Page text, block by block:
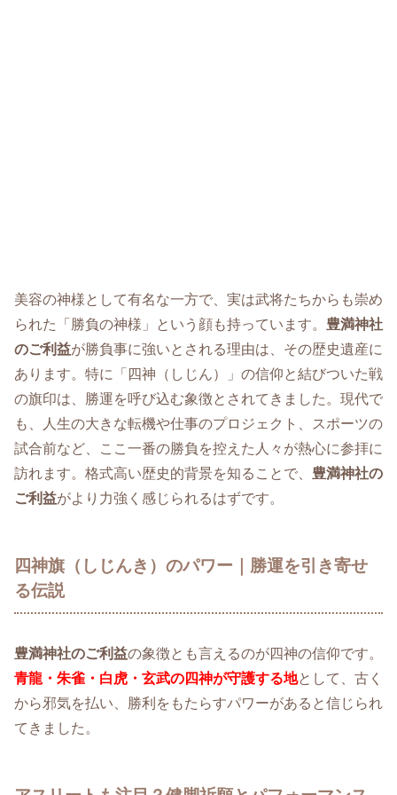
美容の神様として有名な一方で、実は武将たちからも崇め
られた「勝負の神様」という顔も持っています。 豊満神社
のご利益が勝負事に強いとされる理由は、その歴史遺産に
あります。特に「四神（しじん）」の信仰と結びついた戦
の旗印は、勝運を呼び込む象徴とされてきました。現代で
も、人生の大きな転機や仕事のプロジェクト、スポーツの
試合前など、ここ一番の勝負を控えた人々が熱心に参拝に
訪れます。格式高い歴史的背景を知ることで、 豊満神社の
ご利益がより力強く感じられるはずです。
四神旗（しじんき）のパワー｜勝運を引き寄せ
る伝説
豊満神社のご利益の象徴とも言えるのが四神の信仰です。
青龍・朱雀・白虎・玄武の四神が守護する地として、古く
から邪気を払い、勝利をもたらすパワーがあると信じられ
てきました。